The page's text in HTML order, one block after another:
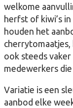
welkome
herfst of kiwi’s
houden het
ook steeds
medewerkers
Variatie is een
aanbod elke